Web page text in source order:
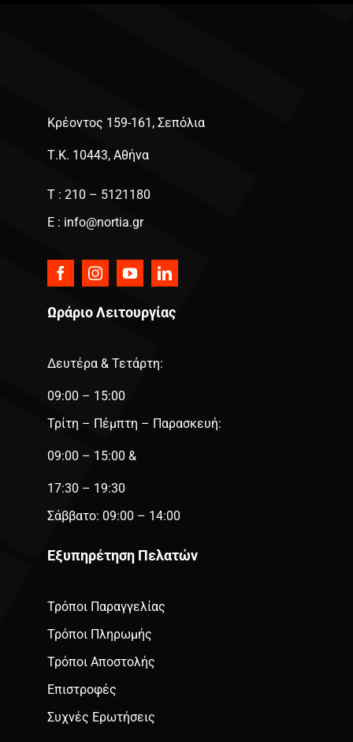
Κρέοντος 159-161, Σεπόλια
Τ.Κ. 10443, Αθήνα
Τ : 210 – 5121180
E : info@nortia.gr
Ωράριο Λειτουργίας
Δευτέρα & Τετάρτη:
09:00 – 15:00
Τρίτη – Πέμπτη – Παρασκευή:
09:00 – 15:00 &
17:30 – 19:30
Σάββατο: 09:00 – 14:00
Εξυπηρέτηση Πελατών
Τρόποι Παραγγελίας
Τρόποι Πληρωμής
Τρόποι Αποστολής
Επιστροφές
Συχνές Ερωτήσεις